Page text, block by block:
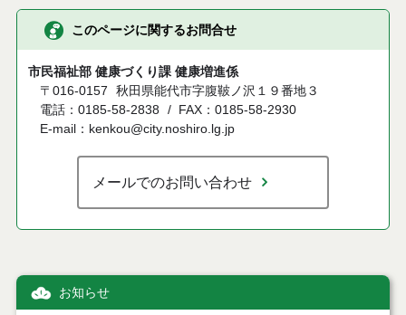
このページに関するお問合せ
市民福祉部 健康づくり課 健康増進係
〒016-0157
秋田県能代市字腹鞁ノ沢１９番地３
電話：0185-58-2838
FAX：0185-58-2930
E-mail：kenkou@city.noshiro.lg.jp
メールでのお問い合わせ
お知らせ